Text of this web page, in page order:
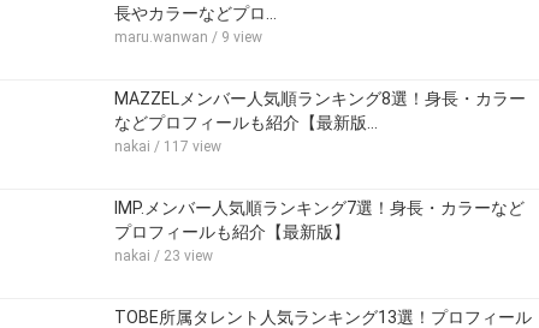
長やカラーなどプロ…
maru.wanwan / 9 view
MAZZELメンバー人気順ランキング8選！身長・カラー
などプロフィールも紹介【最新版…
nakai / 117 view
IMP.メンバー人気順ランキング7選！身長・カラーなど
プロフィールも紹介【最新版】
nakai / 23 view
TOBE所属タレント人気ランキング13選！プロフィール